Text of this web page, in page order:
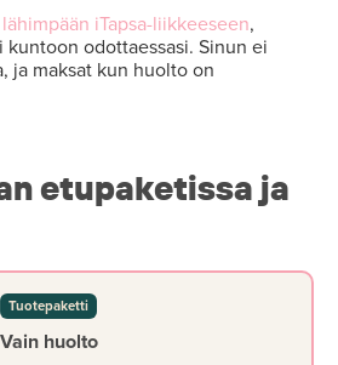
lähimpään iTapsa-liikkeeseen,
odottaessasi. Sinun ei
ja maksat kun huolto on
etupaketissa ja
Tuotepaketti
Vain huolto